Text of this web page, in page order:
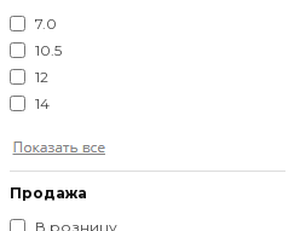
7.0
10.5
12
14
Продажа
В розницу